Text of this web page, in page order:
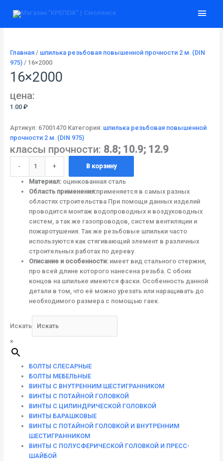
Главная/ шпилька резьбовая повышенной прочности 2 м. (DIN
975)/ 16×2000
16×2000
цена:
1.00 ₽
Артикул: 67001470 Категория: шпилька резьбовая повышенной
прочности 2 м. (DIN 975)
классы прочности: 8.8; 10.9; 12.9
-
товара
+ В корзину
Материал:оцинкованная сталь
Область применения:применяется в самых разных
областях строительства При помощи данных изделий
проводится монтаж водопроводных и воздуховодных
систем, а так же газопроводов, систем вентиляции и
пожаротушения. Так же резьбовые шпильки часто
используются как стягивающий элемент в различных
строительных работах по дереву.
Описание и особенности:имеет вид стального стержня,
про всей длине которого нанесена резьба. С обоих
концов на шпильке имеются фаски. Особенность данной
детали в том, что её можно урезать или наращивать до
необходимого размера с помощью гаек.
Искать
×
БОЛТЫ СЛЕСАРНЫЕ
БОЛТЫ МЕБЕЛЬНЫЕ
ВИНТЫ С ВНУТРЕННИМ ШЕСТИГРАННИКОМ
ВИНТЫ С ПОТАЙНОЙ ГОЛОВКОЙ
ВИНТЫ С ЦИЛИНДРИЧЕСКОЙ ГОЛОВКОЙ
ВИНТЫ БАРАШКОВЫЕ
ВИНТЫ С ПОТАЙНОЙ ГОЛОВКОЙ И ВНУТРЕННИМ
ШЕСТИГРАННИКОМ
ВИНТЫ С ПОЛУСФЕРИЧЕСКОЙ ГОЛОВКОЙ И ПРЕСС-
ШАЙБОЙ